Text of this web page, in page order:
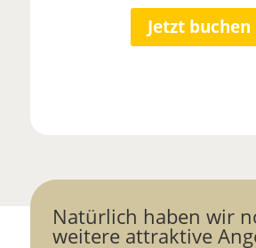
Jetzt buchen
Natürlich haben wir
weitere attraktive